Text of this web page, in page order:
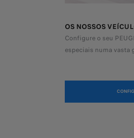
OS NOSSOS
Configure o seu
especiais numa vasta